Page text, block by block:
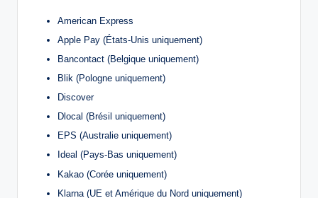
American Express
Apple Pay (États-Unis uniquement)
Bancontact (Belgique uniquement)
Blik (Pologne uniquement)
Discover
Dlocal (Brésil uniquement)
EPS (Australie uniquement)
Ideal (Pays-Bas uniquement)
Kakao (Corée uniquement)
Klarna (UE et Amérique du Nord uniquement)